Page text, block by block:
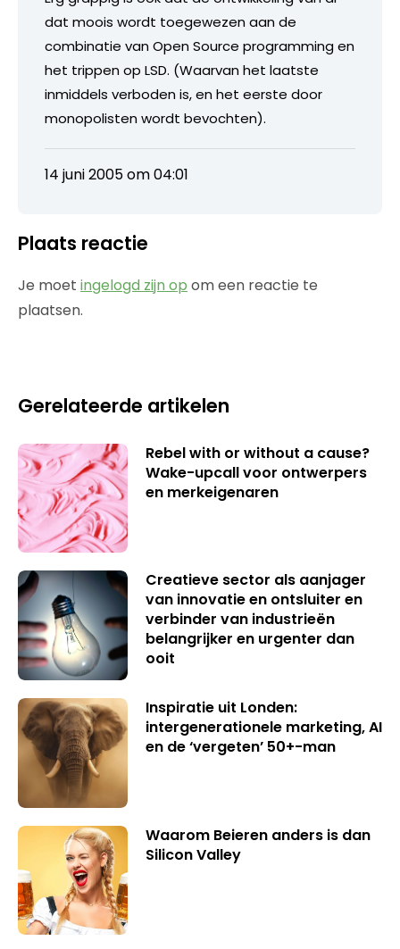
dat moois wordt toegewezen aan de
combinatie van Open Source programming en
het trippen op LSD. (Waarvan het laatste
inmiddels verboden is, en het eerste door
monopolisten wordt bevochten).
14 juni 2005 om 04:01
Plaats reactie
Je moet ingelogd zijn op om een reactie te
plaatsen.
Gerelateerde artikelen
Rebel with or without a cause?
Wake-upcall voor ontwerpers
en merkeigenaren
Creatieve sector als aanjager
van innovatie en ontsluiter en
verbinder van industrieën
belangrijker en urgenter dan
ooit
Inspiratie uit Londen:
intergenerationele marketing, AI
en de ‘vergeten’ 50+-man
Waarom Beieren anders is dan
Silicon Valley